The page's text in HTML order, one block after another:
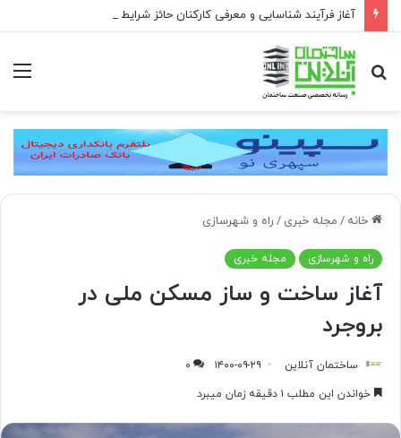
جستجو
برای
خانه / مجله خبری / راه و شهرسازی
راه و شهرسازی مجله خبری
آغاز ساخت و ساز مسکن ملی در
بروجرد
ساختمان آنلاین ۱۴۰۰-۰۹-۲۹
۰
خواندن این مطلب ۱ دقیقه زمان میبرد